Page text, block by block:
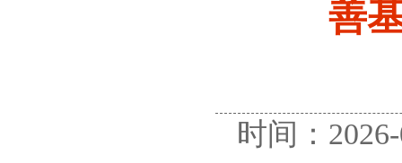
善
时间：